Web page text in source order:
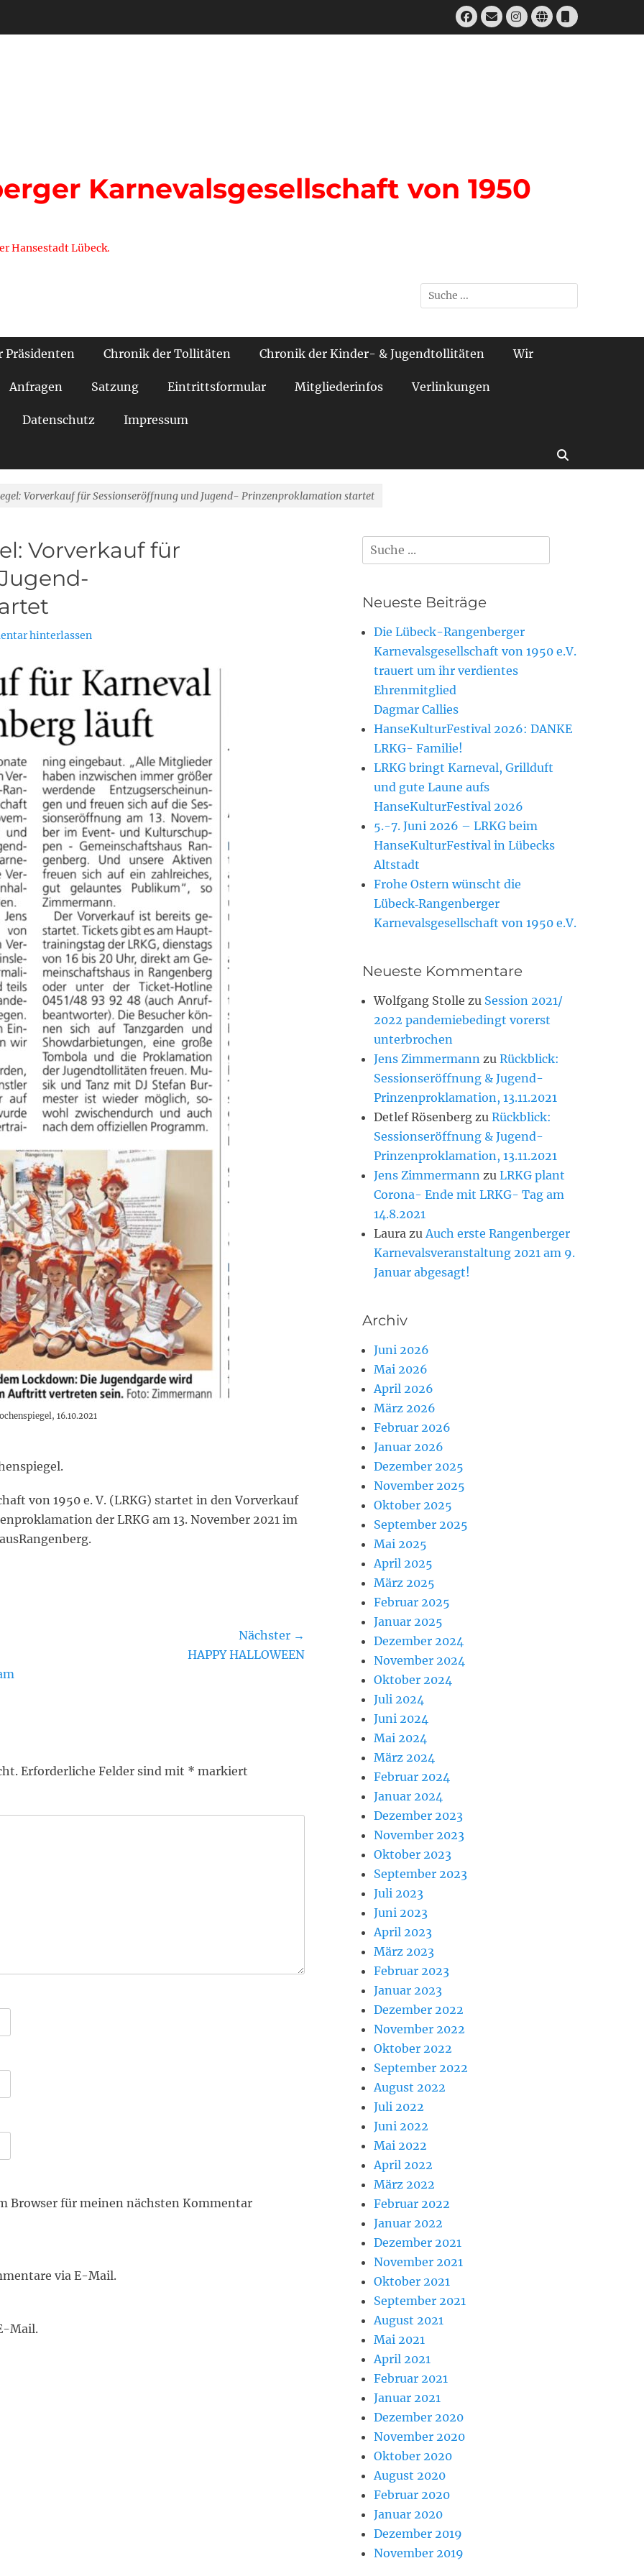
Facebook
E-
Mail
Instagram
WebsiteTelefon
Karnevalsgesellschaft von 1950
Hansestadt Lübeck.
Suchen
nach:
Präsidenten Chronik der Tollitäten Chronik der Kinder- & Jugendtollitäten Wir
Anfragen Satzung Eintrittsformular Mitgliederinfos Verlinkungen
Datenschutz Impressum
Vorverkauf für Sessionseröffnung und Jugend- Prinzenproklamation startet
Vorverkauf für
hinterlassen
16.10.2021
von 1950 e. V. (LRKG) startet in den Vorverkauf
der LRKG am 13. November 2021 im
Nächster →
HAPPY HALLOWEEN
Erforderliche Felder sind mit * markiert
Browser für meinen nächsten Kommentar
via E-Mail.
Mail.
Suchen
nach:
Neueste Beiträge
Die Lübeck-Rangenberger
Karnevalsgesellschaft von 1950 e.V.
trauert um ihr verdientes
Ehrenmitglied
Dagmar Callies
HanseKulturFestival 2026: DANKE
LRKG- Familie!
LRKG bringt Karneval, Grillduft
und gute Laune aufs
HanseKulturFestival 2026
5.-7. Juni 2026 – LRKG beim
HanseKulturFestival in Lübecks
Altstadt
Frohe Ostern wünscht die
Lübeck‑Rangenberger
Karnevalsgesellschaft von 1950 e.V.
Neueste Kommentare
Wolfgang Stolle zu Session 2021/
2022 pandemiebedingt vorerst
unterbrochen
Jens Zimmermann zu Rückblick:
Sessionseröffnung & Jugend-
Prinzenproklamation, 13.11.2021
Detlef Rösenberg zu Rückblick:
Sessionseröffnung & Jugend-
Prinzenproklamation, 13.11.2021
Jens Zimmermann zu LRKG plant
Corona- Ende mit LRKG- Tag am
14.8.2021
Laura zuAuch erste Rangenberger
Karnevalsveranstaltung 2021 am 9.
Januar abgesagt!
Archiv
Juni 2026
Mai 2026
April 2026
März 2026
Februar 2026
Januar 2026
Dezember 2025
November 2025
Oktober 2025
September 2025
Mai 2025
April 2025
März 2025
Februar 2025
Januar 2025
Dezember 2024
November 2024
Oktober 2024
Juli 2024
Juni 2024
Mai 2024
März 2024
Februar 2024
Januar 2024
Dezember 2023
November 2023
Oktober 2023
September 2023
Juli 2023
Juni 2023
April 2023
März 2023
Februar 2023
Januar 2023
Dezember 2022
November 2022
Oktober 2022
September 2022
August 2022
Juli 2022
Juni 2022
Mai 2022
April 2022
März 2022
Februar 2022
Januar 2022
Dezember 2021
November 2021
Oktober 2021
September 2021
August 2021
Mai 2021
April 2021
Februar 2021
Januar 2021
Dezember 2020
November 2020
Oktober 2020
August 2020
Februar 2020
Januar 2020
Dezember 2019
November 2019